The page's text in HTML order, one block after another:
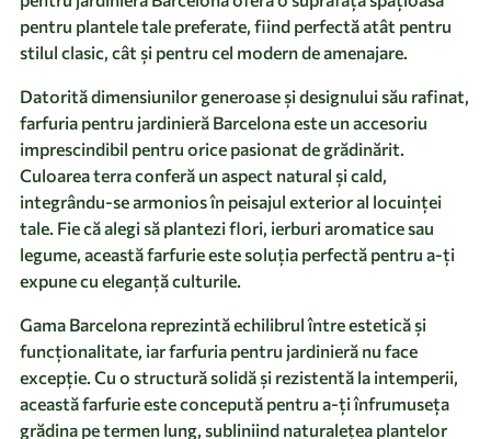
pentru plantele tale preferate, fiind perfectă atât pentru
stilul clasic, cât și pentru cel modern de amenajare.
Datorită dimensiunilor generoase și designului său rafinat,
farfuria pentru jardinieră Barcelona este un accesoriu
imprescindibil pentru orice pasionat de grădinărit.
Culoarea terra conferă un aspect natural și cald,
integrându-se armonios în peisajul exterior al locuinței
tale. Fie că alegi să plantezi flori, ierburi aromatice sau
legume, această farfurie este soluția perfectă pentru a-ți
expune cu eleganță culturile.
Gama Barcelona reprezintă echilibrul între estetică și
funcționalitate, iar farfuria pentru jardinieră nu face
excepție. Cu o structură solidă și rezistentă la intemperii,
această farfurie este concepută pentru a-ți înfrumuseța
grădina pe termen lung, subliniind naturalețea plantelor